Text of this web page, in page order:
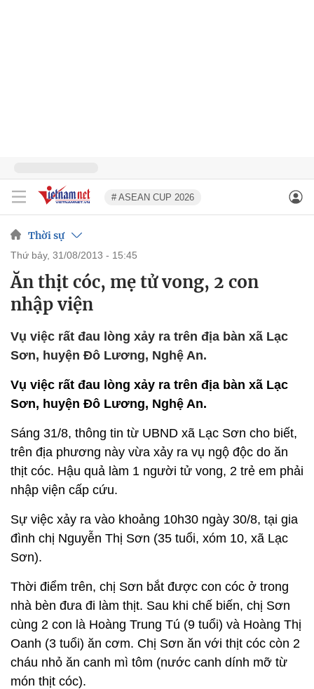
# ASEAN CUP 2026
Thời sự
thứ bảy, 31/08/2013 - 15:45
Ăn thịt cóc, mẹ tử vong, 2 con
nhập viện
Vụ việc rất đau lòng xảy ra trên địa bàn xã Lạc
Sơn, huyện Đô Lương, Nghệ An.
Vụ việc rất đau lòng xảy ra trên địa bàn xã Lạc
Sơn, huyện Đô Lương, Nghệ An.
Sáng 31/8, thông tin từ UBND xã Lạc Sơn cho biết,
trên địa phương này vừa xảy ra vụ ngộ độc do ăn
thịt cóc. Hậu quả làm 1 người tử vong, 2 trẻ em phải
nhập viện cấp cứu.
Sự việc xảy ra vào khoảng 10h30 ngày 30/8, tại gia
đình chị Nguyễn Thị Sơn (35 tuổi, xóm 10, xã Lạc
Sơn).
Thời điểm trên, chị Sơn bắt được con cóc ở trong
nhà bèn đưa đi làm thịt. Sau khi chế biến, chị Sơn
cùng 2 con là Hoàng Trung Tú (9 tuổi) và Hoàng Thị
Oanh (3 tuổi) ăn cơm. Chị Sơn ăn với thịt cóc còn 2
cháu nhỏ ăn canh mì tôm (nước canh dính mỡ từ
món thịt cóc).